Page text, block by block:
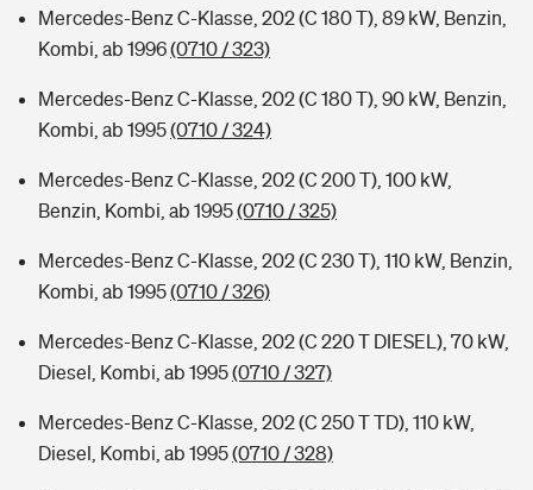
Mercedes-Benz C-Klasse, 202 (C 180 T), 89 kW, Benzin,
Kombi, ab 1996(0710 / 323)
Mercedes-Benz C-Klasse, 202 (C 180 T), 90 kW, Benzin,
Kombi, ab 1995(0710 / 324)
Mercedes-Benz C-Klasse, 202 (C 200 T), 100 kW,
Benzin, Kombi, ab 1995(0710 / 325)
Mercedes-Benz C-Klasse, 202 (C 230 T), 110 kW, Benzin,
Kombi, ab 1995(0710 / 326)
Mercedes-Benz C-Klasse, 202 (C 220 T DIESEL), 70 kW,
Diesel, Kombi, ab 1995(0710 / 327)
Mercedes-Benz C-Klasse, 202 (C 250 T TD), 110 kW,
Diesel, Kombi, ab 1995(0710 / 328)